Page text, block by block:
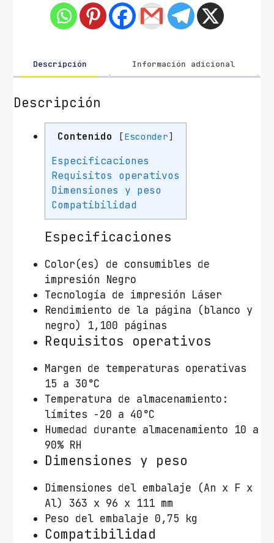
n
a
l
Descripción Información adicional
Descripción
Contenido [Esconder]
Especificaciones
Requisitos operativos
Dimensiones y peso
Compatibilidad
Especificaciones
Color(es) de consumibles de
impresión Negro
Tecnología de impresión Láser
Rendimiento de la página (blanco y
negro) 1,100 páginas
Requisitos operativos
Margen de temperaturas operativas
15 a 30°C
Temperatura de almacenamiento:
límites -20 a 40°C
Humedad durante almacenamiento 10 a
90% RH
Dimensiones y peso
Dimensiones del embalaje (An x F x
Al) 363 x 96 x 111 mm
Peso del embalaje 0,75 kg
Compatibilidad